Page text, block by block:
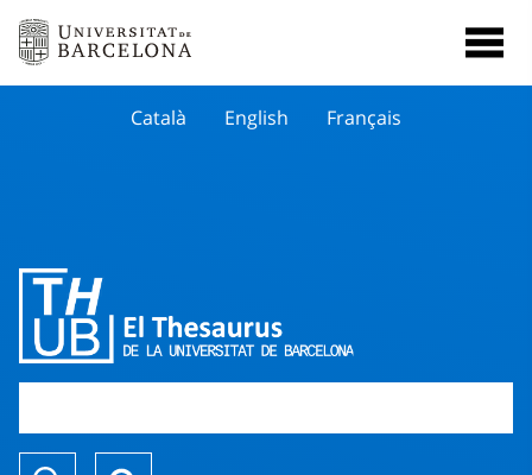
Català English Français